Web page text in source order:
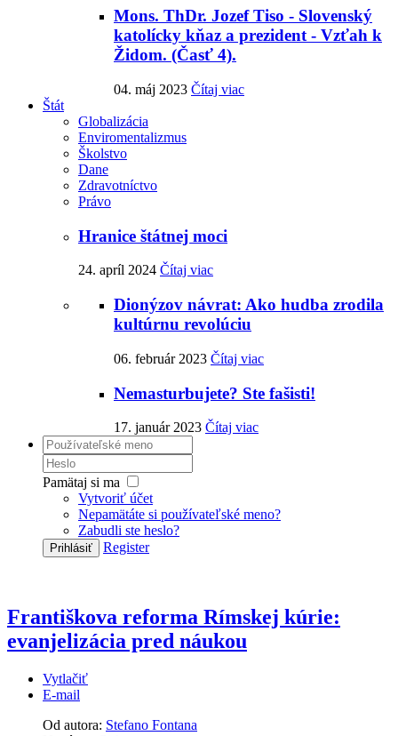
Mons. ThDr. Jozef Tiso - Slovenský
katolícky kňaz a prezident - Vzťah k
Židom. (Časť 4).
04. máj 2023 Čítaj viac
Štát
Globalizácia
Enviromentalizmus
Školstvo
Dane
Zdravotníctvo
Právo
Hranice štátnej moci
24. apríl 2024 Čítaj viac
Dionýzov návrat: Ako hudba zrodila
kultúrnu revolúciu
06. február 2023 Čítaj viac
Nemasturbujete? Ste fašisti!
17. január 2023 Čítaj viac
Pamätaj si ma
Vytvoriť účet
Nepamätáte si používateľské meno?
Zabudli ste heslo?
Prihlásiť Register
Františkova reforma Rímskej kúrie:
evanjelizácia pred náukou
Vytlačiť
E-mail
Od autora: Stefano Fontana